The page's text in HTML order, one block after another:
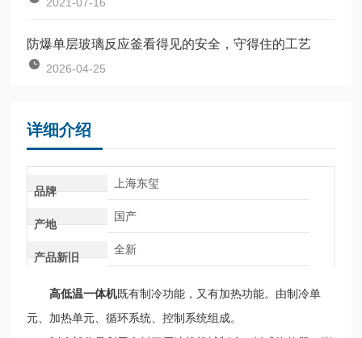
防爆单层玻璃反应釜看得见的安全，守得住的工艺
2026-04-25
详细介绍
品牌
上海东玺
产地
国产
产品新旧
全新
高低温一体机既有制冷功能，又有加热功能。由制冷单
元、加热单元、循环系统、控制系统组成。